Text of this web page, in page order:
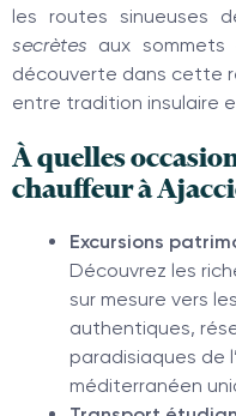
les routes sinueuses
secrètes aux sommets
découverte dans cette
entre tradition insulaire
À quelles
chauffeur à
Excursions
Découvrez les
sur mesure vers
authentiques,
paradisiaques de
méditerranéen